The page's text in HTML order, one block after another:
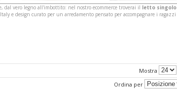
vero legno all'imbottito: nel nostro ecommerce troverai il letto singolo
e design curato per un arredamento pensato per accompagnare i ragazzi
Mostra
Ordina per